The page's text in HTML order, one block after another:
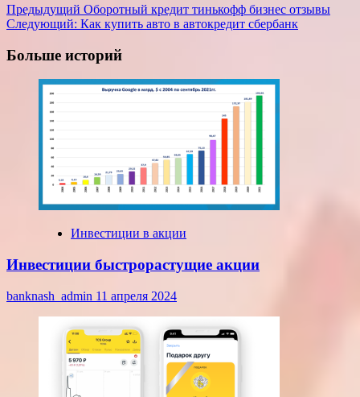
Навигация
записи
Предыдущий Оборотный кредит тинькофф бизнес отзывы
Следующий: Как купить авто в автокредит сбербанк
Больше историй
Инвестиции в акции
Инвестиции быстрорастущие акции
banknash_admin 11 апреля 2024